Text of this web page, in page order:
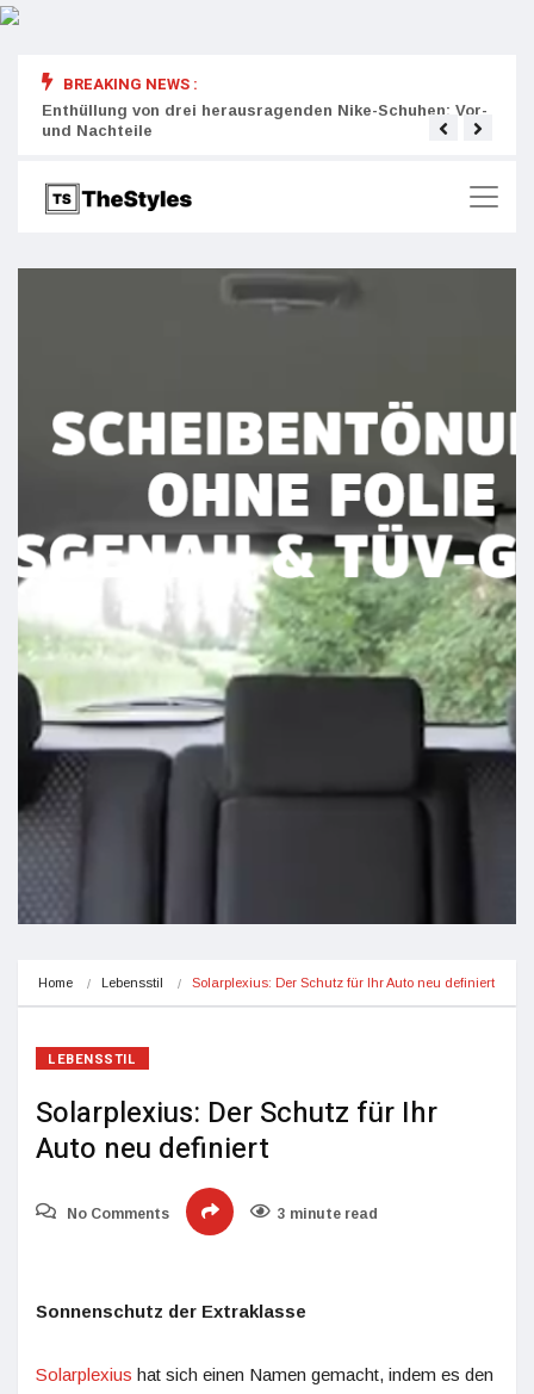
BREAKING NEWS :
Enthüllung von drei herausragenden Nike-Schuhen: Vor-
und Nachteile
Home Lebensstil Solarplexius: Der Schutz für Ihr Auto neu definiert
LEBENSSTIL
Solarplexius: Der Schutz für Ihr
Auto neu definiert
No Comments 3 minute read
Sonnenschutz der Extraklasse
Solarplexius hat sich einen Namen gemacht, indem es den